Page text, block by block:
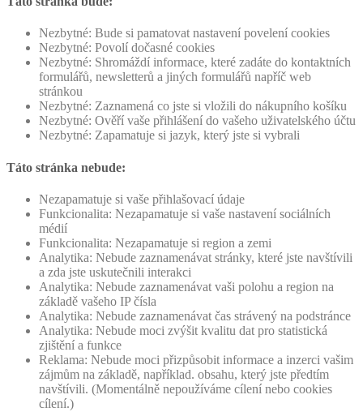
Nezbytné: Bude si pamatovat nastavení povelení cookies
Nezbytné: Povolí dočasné cookies
Nezbytné: Shromáždí informace, které zadáte do kontaktních
formulářů, newsletterů a jiných formulářů napříč web
stránkou
Nezbytné: Zaznamená co jste si vložili do nákupního košíku
Nezbytné: Ověří vaše přihlášení do vašeho uživatelského účtu
Nezbytné: Zapamatuje si jazyk, který jste si vybrali
Táto stránka nebude:
Nezapamatuje si vaše přihlašovací údaje
Funkcionalita: Nezapamatuje si vaše nastavení sociálních
médií
Funkcionalita: Nezapamatuje si region a zemi
Analytika: Nebude zaznamenávat stránky, které jste navštívili
a zda jste uskutečnili interakci
Analytika: Nebude zaznamenávat vaši polohu a region na
základě vašeho IP čísla
Analytika: Nebude zaznamenávat čas strávený na podstránce
Analytika: Nebude moci zvýšit kvalitu dat pro statistická
zjištění a funkce
Reklama: Nebude moci přizpůsobit informace a inzerci vašim
zájmům na základě, například. obsahu, který jste předtím
navštívili. (Momentálně nepoužíváme cílení nebo cookies
cílení.)